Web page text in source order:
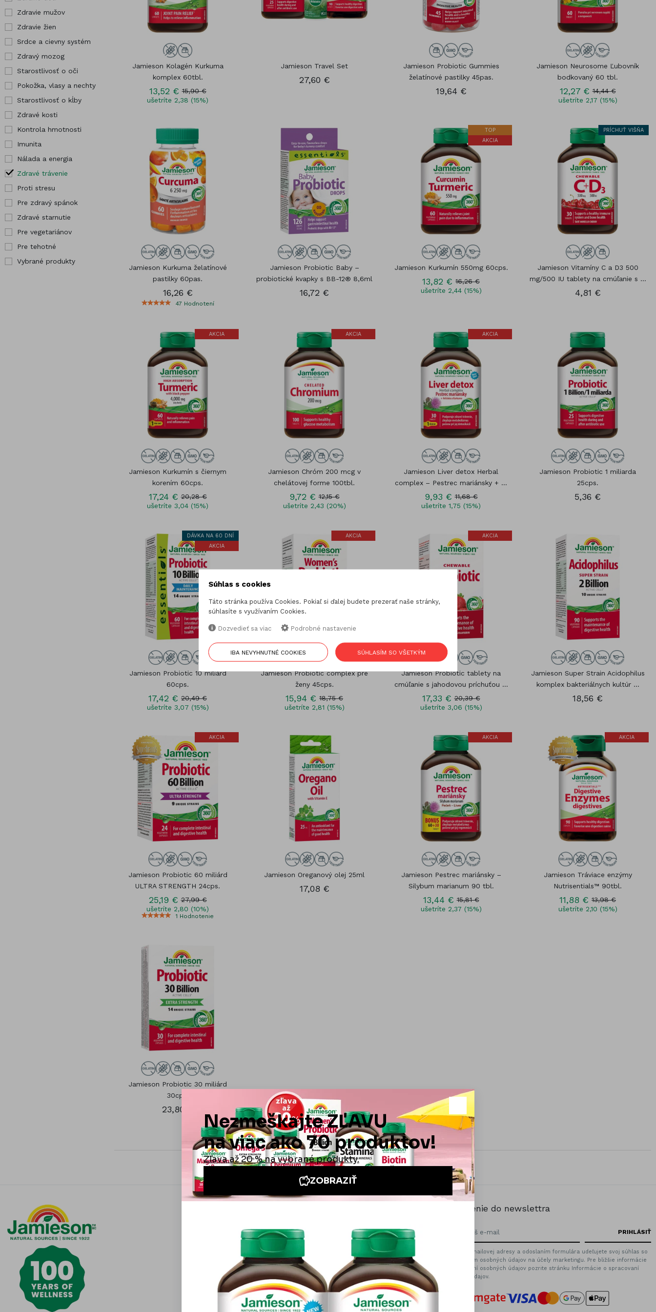
Pre tehotné
Vybrané
produkty
Horčík (Magnesium)
Chróm
Kozmetika
Zdravie mužov
Zdravie žien
Srdce a cievny systém
Zdravý mozog
Starostlivosť o oči
Pokožka, vlasy a nechty
Starostlivosť o kĺby
Zdravé kosti
Kontrola hmotnosti
Imunita
Nálada a energia
Zdravé trávenie
Proti stresu
Pre zdravý spánok
Zdravé starnutie
Pre vegetariánov
Pre tehotné
Vybrané produkty
Jamieson Kolagén Kurkuma
komplex 60tbl.
13,52 € 15,90 €
ušetríte 2,38 (15%)
Jamieson Travel Set
27,60 €
Jamieson Probiotic Gummies
želatínové pastilky 45pas.
19,64 €
Jamieson Neurosome Ľubovník
bodkovaný 60 tbl.
12,27 € 14,44 €
ušetríte 2,17 (15%)
Jamieson Kurkuma želatínové
pastilky 60pas.
16,26 €
47 Hodnotení
Jamieson Probiotic Baby –
probiotické kvapky s BB-12® 8,6ml
16,72 €
TOP
AKCIA
Jamieson Kurkumín 550mg 60cps.
13,82 € 16,26 €
ušetríte 2,44 (15%)
PRÍCHUŤ VIŠŇA
Jamieson Vitamíny C a D3 500
mg/500 IU tablety na cmúľanie s ...
4,81 €
AKCIA
Jamieson Kurkumín s čiernym
korením 60cps.
17,24 € 20,28 €
ušetríte 3,04 (15%)
AKCIA
Jamieson Chróm 200 mcg v
chelátovej forme 100tbl.
9,72 € 12,15 €
ušetríte 2,43 (20%)
AKCIA
Jamieson Liver detox Herbal
complex – Pestrec mariánsky + ...
9,93 € 11,68 €
ušetríte 1,75 (15%)
Jamieson Probiotic 1 miliarda
25cps.
5,36 €
DÁVKA NA 60 DNÍ
AKCIA
Jamieson Probiotic 10 miliárd
60cps.
17,42 € 20,49 €
ušetríte 3,07 (15%)
AKCIA
Jamieson Probiotic complex pre
ženy 45cps.
15,94 € 18,75 €
ušetríte 2,81 (15%)
AKCIA
Jamieson Probiotic tablety na
cmúľanie s jahodovou príchuťou ...
17,33 € 20,39 €
ušetríte 3,06 (15%)
Jamieson Super Strain Acidophilus
komplex bakteriálnych kultúr ...
18,56 €
AKCIA
Jamieson Probiotic 60 miliárd
ULTRA STRENGTH 24cps.
25,19 € 27,99 €
ušetríte 2,80 (10%)
1 Hodnotenie
Jamieson Oreganový olej 25ml
17,08 €
AKCIA
Jamieson Pestrec mariánsky –
Silybum marianum 90 tbl.
13,44 € 15,81 €
ušetríte 2,37 (15%)
AKCIA
Jamieson Tráviace enzýmy
Nutrisentials™ 90tbl.
11,88 € 13,98 €
ušetríte 2,10 (15%)
Jamieson Probiotic 30 miliárd
30cps.
23,80 €
Čistota je neoceniteľná
Všeobecné podmienky
Obchodné podmienky
Možnosti platby a doručenia
Odstúpenie od zmluvy /
Medzinárodná stránka
Jamieson na Instagrame
Prihlásenie do newslettra
Zadaním emailovej adresy a odoslaním formulára udeľujete svoj súhlas so
spracovaním osobných údajov na účely marketingu. Pre bližšie informácie
o spracovaní osobných údajov pozrite stránku Informácie o spracovaní
osobných údajov.
Súhlas s cookies
Táto stránka používa Cookies. Pokiaľ si ďalej budete prezerať naše stránky,
súhlasíte s využívaním Cookies.
Dozvedieť sa viac Podrobné nastavenie
IBA NEVYHNUTNÉ COOKIES SÚHLASÍM SO VŠETKÝM